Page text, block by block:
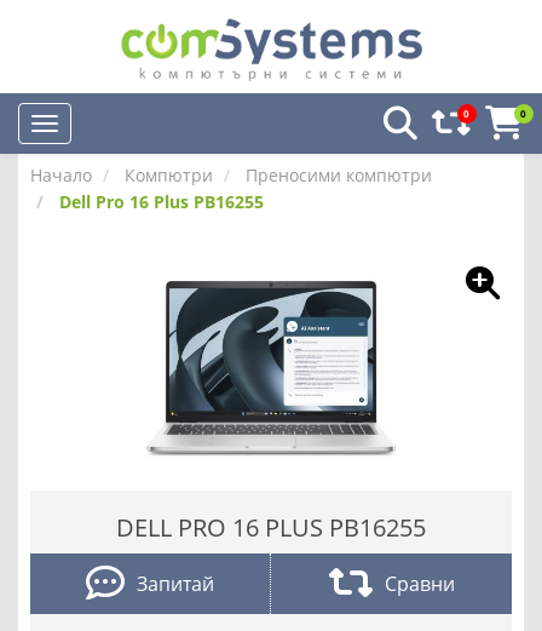
0 0
Начало Компютри
Преносими компютри
Dell Pro 16 Plus PB16255
DELL PRO 16 PLUS PB16255
Запитай Сравни